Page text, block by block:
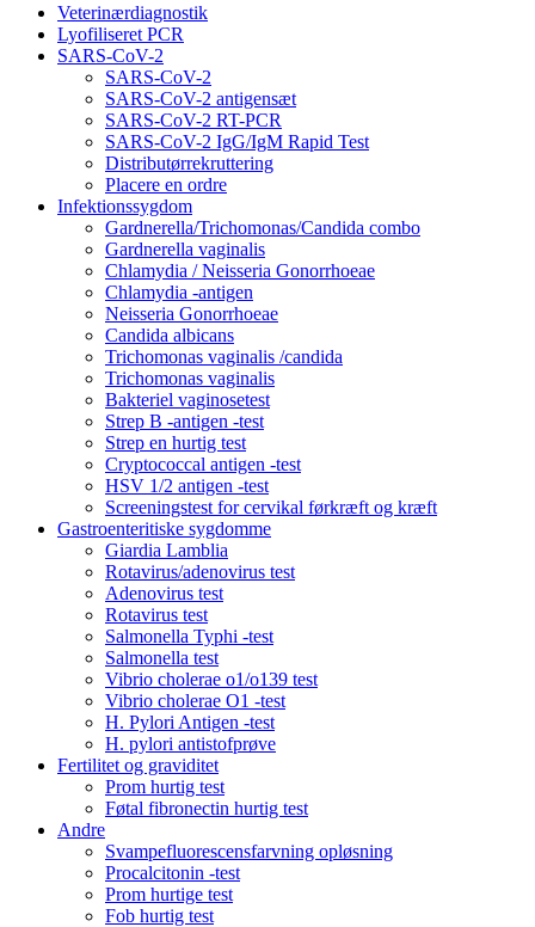
Veterinærdiagnostik
Lyofiliseret PCR
SARS-CoV-2
SARS-CoV-2
SARS-CoV-2 antigensæt
SARS-CoV-2 RT-PCR
SARS-CoV-2 IgG/IgM Rapid Test
Distributørrekruttering
Placere en ordre
Infektionssygdom
Gardnerella/Trichomonas/Candida combo
Gardnerella vaginalis
Chlamydia / Neisseria Gonorrhoeae
Chlamydia -antigen
Neisseria Gonorrhoeae
Candida albicans
Trichomonas vaginalis /candida
Trichomonas vaginalis
Bakteriel vaginosetest
Strep B -antigen -test
Strep en hurtig test
Cryptococcal antigen -test
HSV 1/2 antigen -test
Screeningstest for cervikal førkræft og kræft
Gastroenteritiske sygdomme
Giardia Lamblia
Rotavirus/adenovirus test
Adenovirus test
Rotavirus test
Salmonella Typhi -test
Salmonella test
Vibrio cholerae o1/o139 test
Vibrio cholerae O1 -test
H. Pylori Antigen -test
H. pylori antistofprøve
Fertilitet og graviditet
Prom hurtig test
Føtal fibronectin hurtig test
Andre
Svampefluorescensfarvning opløsning
Procalcitonin -test
Prom hurtige test
Fob hurtig test